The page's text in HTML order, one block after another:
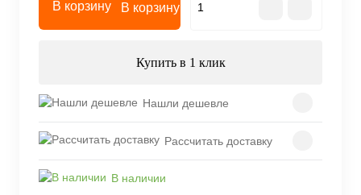
В корзину
Купить в 1 клик
Нашли дешевле
Рассчитать доставку
В наличии